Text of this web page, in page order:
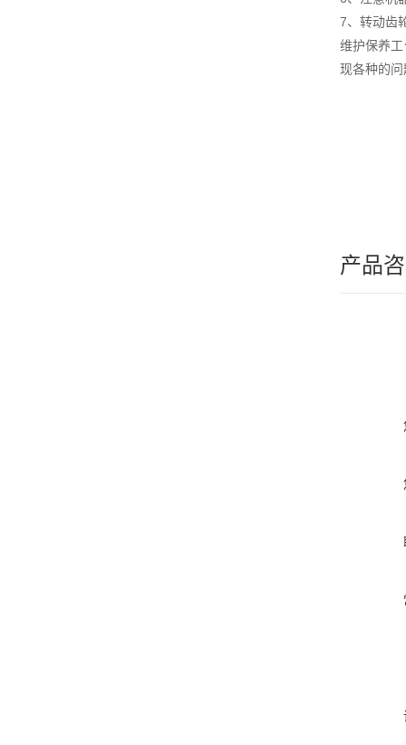
7、转动齿
维护保养
现各种的
产品